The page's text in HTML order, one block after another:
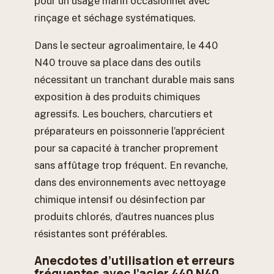
rinçage et séchage systématiques.
Dans le secteur agroalimentaire, le 440
N40 trouve sa place dans des outils
nécessitant un tranchant durable mais sans
exposition à des produits chimiques
agressifs. Les bouchers, charcutiers et
préparateurs en poissonnerie l’apprécient
pour sa capacité à trancher proprement
sans affûtage trop fréquent. En revanche,
dans des environnements avec nettoyage
chimique intensif ou désinfection par
produits chlorés, d’autres nuances plus
résistantes sont préférables.
Anecdotes d’utilisation et erreurs